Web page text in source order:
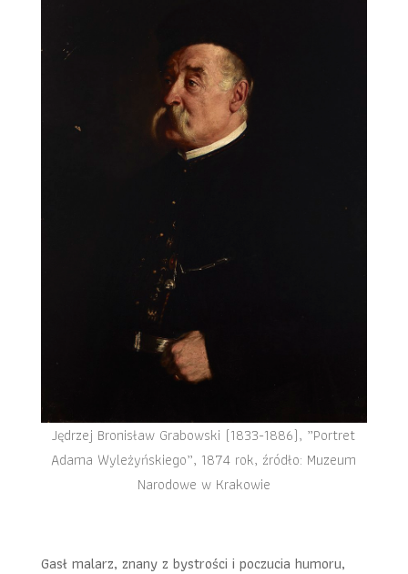
Jędrzej Bronisław Grabowski (1833-1886), „Portret
Adama Wyleżyńskiego”, 1874 rok, źródło: Muzeum
Narodowe w Krakowie
Gasł malarz, znany z bystrości i poczucia humoru,